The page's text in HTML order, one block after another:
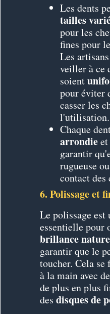
Les dents
tailles
pour les
fines pour
Les
veiller à ce
soient
pour éviter
casser les
l'utilisation.
Chaque
arrondie
garantir
rugueuse
contact des
6. Polissage et
Le polissage est
essentielle pour
brillance
garantir que le
toucher. Cela
à la main avec
de plus en plus
des disques de